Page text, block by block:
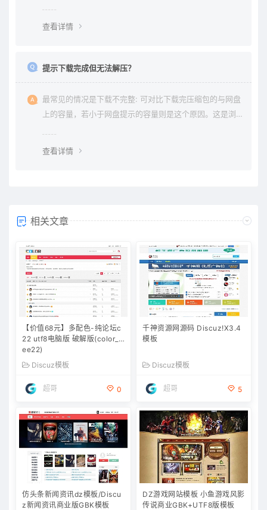
查看详情
提示下载完成但无法解压？
最常见的情况是下载不完整: 可对比下载完压缩包的与网盘
上的容量，若小于网盘提示的容量则是这个原因。这是浏
查看详情
相关文章
【价值68元】多配色-纯论坛c
22 utf8电脑版 破解版(color_fr
ee22)
Discuz模板
超哥 0
千神资源网源码 Discuz!X3.4
模板
Discuz模板
超哥 5
仿头条新闻资讯dz模板/Discu
z新闻资讯商业版GBK模板
DZ游戏网站模板 小鱼游戏风影
传说商业GBK+UTF8版模板